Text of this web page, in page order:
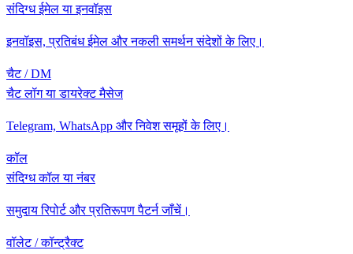
संदिग्ध ईमेल या इनवॉइस
इनवॉइस, प्रतिबंध ईमेल और नकली समर्थन संदेशों के लिए।
चैट / DM
चैट लॉग या डायरेक्ट मैसेज
Telegram, WhatsApp और निवेश समूहों के लिए।
कॉल
संदिग्ध कॉल या नंबर
समुदाय रिपोर्ट और प्रतिरूपण पैटर्न जाँचें।
वॉलेट / कॉन्ट्रैक्ट